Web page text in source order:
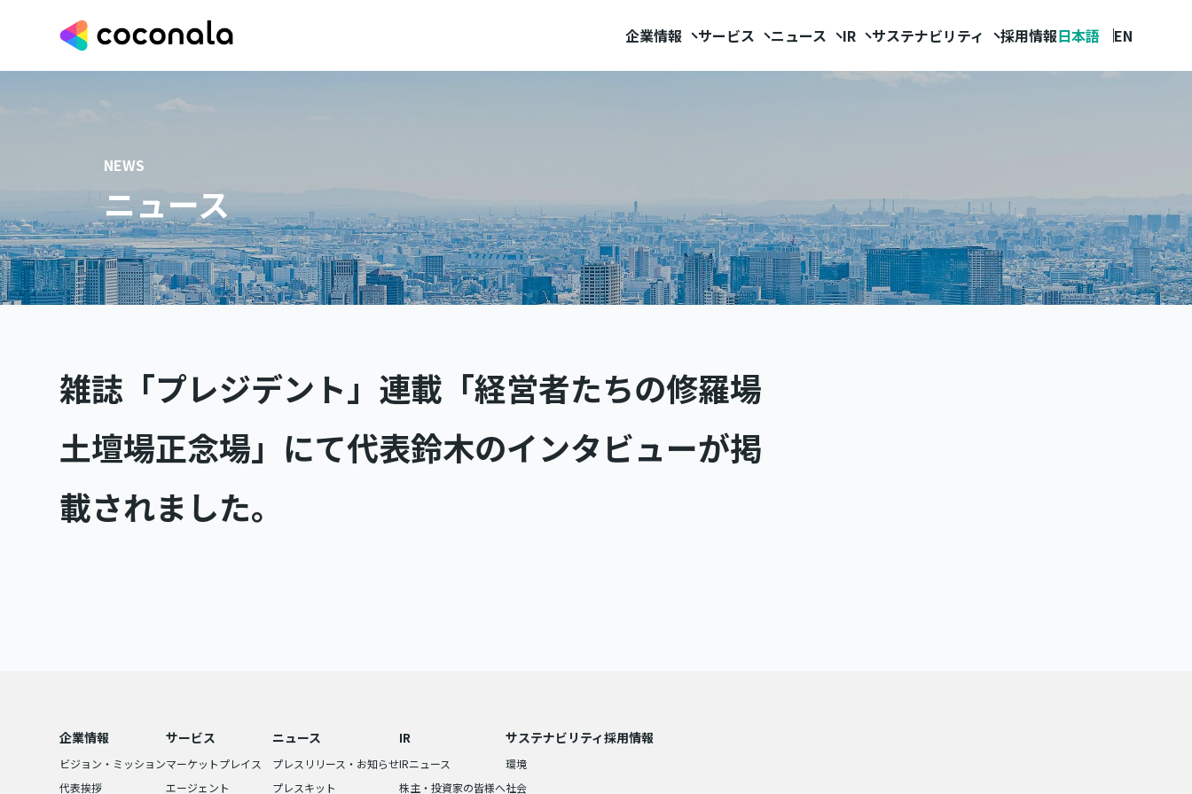
企業情報 サービス ニュース IR サステナビリティ 採用情報日本語 EN
NEWS
ニュース
雑誌「プレジデント」連載「経営者たちの修羅場
土壇場正念場」にて代表鈴木のインタビューが掲
載されました。
企業情報
ビジョン・ミッション
代表挨拶
サービス
マーケットプレイス
エージェント
ニュース
プレスリリース・お知らせ
プレスキット
IR
IRニュース
株主・投資家の皆様へ
サステナビリティ
環境
社会
採用情報